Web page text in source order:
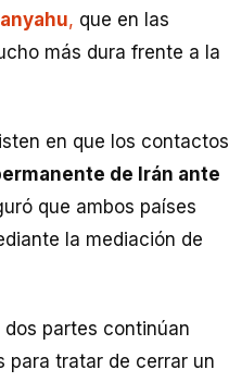
, que en las
más dura frente a la
en que los contactos
de Irán ante
que ambos países
la mediación de
partes continúan
para tratar de cerrar un